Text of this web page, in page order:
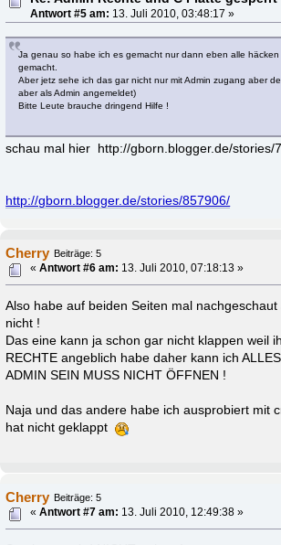
Antwort #5 am: 13. Juli 2010, 03:48:17 »
Ja genau so habe ich es gemacht nur dann eben alle häcken
gemacht.
Aber jetz sehe ich das gar nicht nur mit Admin zugang aber
aber als Admin angemeldet)
Bitte Leute brauche dringend Hilfe !
schau mal hier http://gborn.blogger.de/stories/
http://gborn.blogger.de/stories/857906/
Cherry Beiträge: 5
«Antwort #6 am: 13. Juli 2010, 07:18:13 »
Also habe auf beiden Seiten mal
nicht !
Das eine kann ja schon gar nicht klappen weil
RECHTE angeblich habe daher kann ich
ADMIN SEIN MUSS NICHT ÖFFNEN !
Naja und das andere habe ich ausprobiert mit
hat nicht geklappt
Cherry Beiträge: 5
«Antwort #7 am: 13. Juli 2010, 12:49:38 »